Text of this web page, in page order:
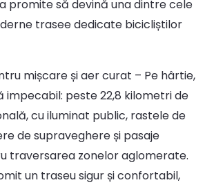
promite să devină una dintre cele
trasee dedicate bicicliștilor
mișcare și aer curat – Pe hârtie,
peste 22,8 kilometri de
cu iluminat public, rastele de
de supraveghere și pasaje
traversarea zonelor aglomerate.
un traseu sigur și confortabil,